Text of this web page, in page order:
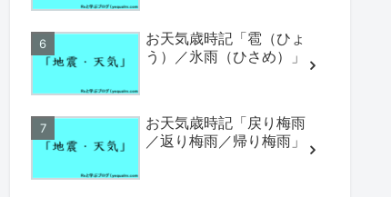
お天気歳時記「雹（ひょ
う）／氷雨（ひさめ）」
お天気歳時記「戻り梅雨
／返り梅雨／帰り梅雨」